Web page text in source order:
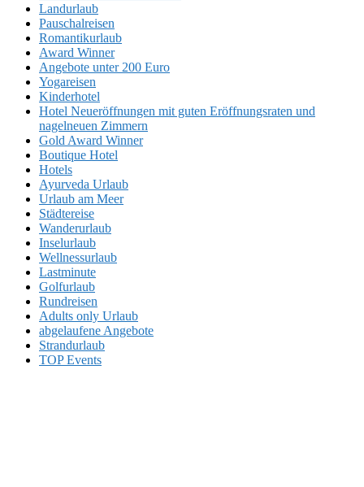
Landurlaub
Pauschalreisen
Romantikurlaub
Award Winner
Angebote unter 200 Euro
Yogareisen
Kinderhotel
Hotel Neueröffnungen mit guten Eröffnungsraten und
nagelneuen Zimmern
Gold Award Winner
Boutique Hotel
Hotels
Ayurveda Urlaub
Urlaub am Meer
Städtereise
Wanderurlaub
Inselurlaub
Wellnessurlaub
Lastminute
Golfurlaub
Rundreisen
Adults only Urlaub
abgelaufene Angebote
Strandurlaub
TOP Events